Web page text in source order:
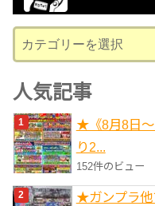
ブ
テ
ゴ
リ
ー
人気記事
★《8月8日～
り2...
152件のビュー
★ガンプラ